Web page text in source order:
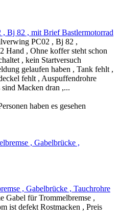
Bj 82 , mit Brief Bastlermotorrad
PC02 , Bj 82 ,
Hand , Ohne koffer steht schon
, kein Startversuch
gelaufen haben , Tank fehlt ,
fehlt , Auspuffendrohre
Macken dran ,...
haben es gesehen
, Gabelbrücke , Tauchrohre
Gabel für Trommelbremse ,
ist defekt Rostmacken , Preis